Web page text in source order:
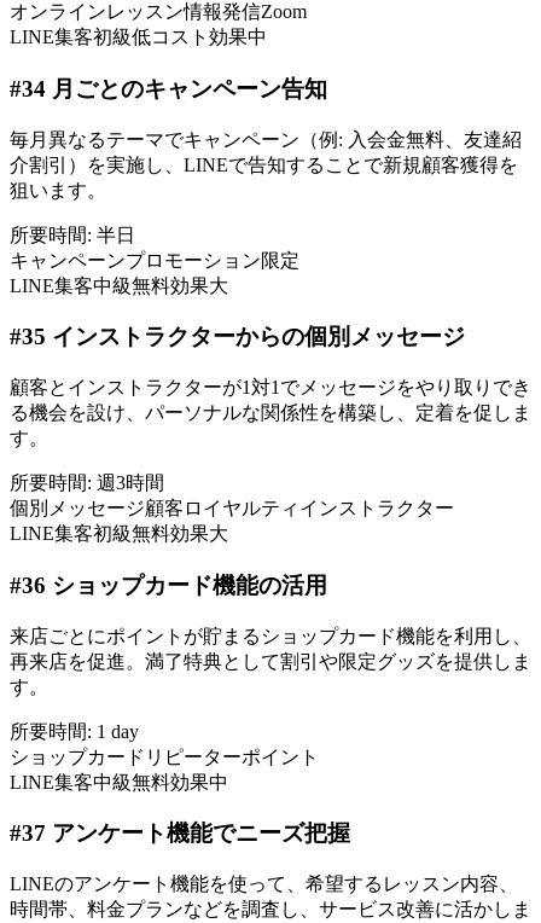
オンラインレッスン情報発信Zoom
LINE集客初級低コスト 効果中
#34 月ごとのキャンペーン告知
毎月異なるテーマでキャンペーン（例: 入会金無料、友達紹
介割引）を実施し、LINEで告知することで新規顧客獲得を
狙います。
所要時間: 半日
キャンペーンプロモーション限定
LINE集客中級無料効果大
#35 インストラクターからの個別メッセージ
顧客とインストラクターが1対1でメッセージをやり取りでき
る機会を設け、パーソナルな関係性を構築し、定着を促しま
す。
所要時間: 週3時間
個別メッセージ顧客ロイヤルティ インストラクター
LINE集客初級無料効果大
#36 ショップカード機能の活用
来店ごとにポイントが貯まるショップカード機能を利用し、
再来店を促進。満了特典として割引や限定グッズを提供しま
す。
所要時間: 1 day
ショップカード リピーターポイント
LINE集客中級無料効果中
#37 アンケート機能でニーズ把握
LINEのアンケート機能を使って、希望するレッスン内容、
時間帯、料金プランなどを調査し、サービス改善に活かしま